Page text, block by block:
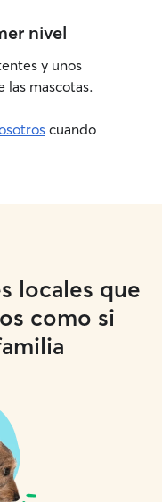
nivel
y unos
mascotas.
cuando
locales que
como si